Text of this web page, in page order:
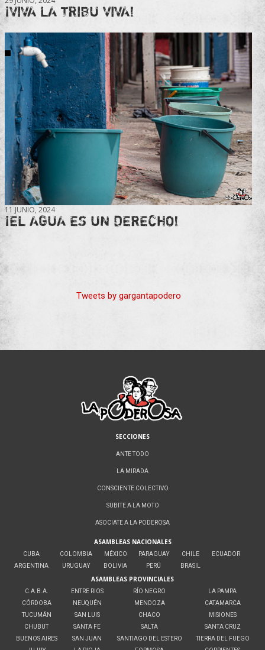
¡VIVA LA TRIBU VIVA!
11 JUNIO, 2024
¡EL AGUA ES UN DERECHO!
Tweets by gargantapodero
SECCIONES
ANTE TODO
LA MIRADA
CONSCIENTE COLECTIVO
SUBITE A LA MOTO
ASOCIATE A LA PODEROSA
ASAMBLEAS NACIONALES
CUBA
ARGENTINA
COLOMBIA
URUGUAY
MÉXICO
BOLIVIA
PARAGUAY
PERÚ
CHILE
BRASIL
ECUADOR
ASAMBLEAS PROVINCIALES
C.A.B.A.
CÓRDOBA
TUCUMÁN
CHUBUT
BUENOS AIRES
ENTRE RIOS
NEUQUÉN
SAN LUIS
SANTA FE
SAN JUAN
RÍO NEGRO
MENDOZA
CHACO
SALTA
SANTIAGO DEL ESTERO
LA PAMPA
CATAMARCA
MISIONES
SANTA CRUZ
TIERRA DEL FUEGO